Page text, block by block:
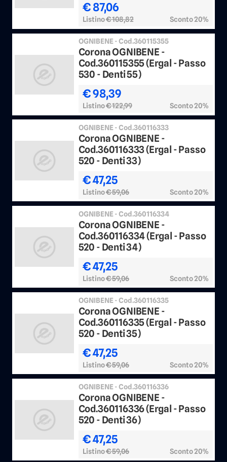
€ 87,06
Listino€ 108,82 Sconto 20%
OGNIBENE - Cod.360115355
Corona OGNIBENE -
Cod.360115355 (Ergal - Passo
530 - Denti 55)
€ 98,39
Listino€ 122,99 Sconto 20%
OGNIBENE - Cod.360116333
Corona OGNIBENE -
Cod.360116333 (Ergal - Passo
520 - Denti 33)
€ 47,25
Listino€ 59,06 Sconto 20%
OGNIBENE - Cod.360116334
Corona OGNIBENE -
Cod.360116334 (Ergal - Passo
520 - Denti 34)
€ 47,25
Listino€ 59,06 Sconto 20%
OGNIBENE - Cod.360116335
Corona OGNIBENE -
Cod.360116335 (Ergal - Passo
520 - Denti 35)
€ 47,25
Listino€ 59,06 Sconto 20%
OGNIBENE - Cod.360116336
Corona OGNIBENE -
Cod.360116336 (Ergal - Passo
520 - Denti 36)
€ 47,25
Listino€ 59,06 Sconto 20%